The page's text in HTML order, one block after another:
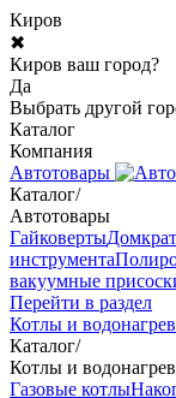
Киров
✖
Киров ваш город?
Да
Выбрать другой
Каталог
Компания
Автотовары
Каталог/
Автотовары
Гайковерты
инструмента
вакуумные
Перейти в раздел
Котлы и
Каталог/
Котлы и
Газовые котлы